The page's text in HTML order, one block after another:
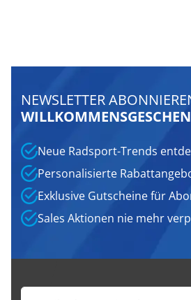
NEWSLETTER
Neue Radsport-Trends
Personalisierte
Exklusive Gutscheine für
Sales Aktionen nie mehr